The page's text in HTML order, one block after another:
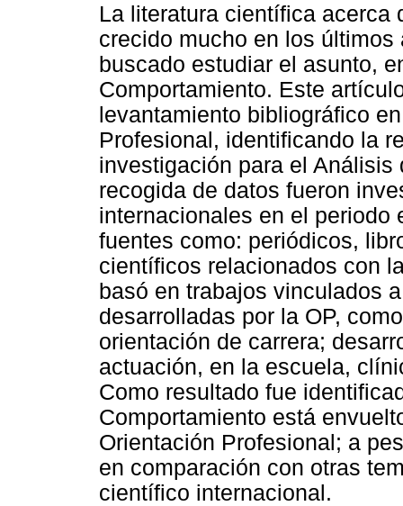
La literatura científica acerca
crecido mucho en los
buscado estudiar el asunto,
Comportamiento. Este
levantamiento bibliográfico
Profesional, identificando la
investigación para el
recogida de datos fueron
internacionales en el periodo
fuentes como: periódicos,
científicos relacionados con
basó en trabajos vinculados
desarrolladas por la OP,
orientación de carrera;
actuación, en la escuela,
Como resultado fue
Comportamiento está
Orientación Profesional; a
en comparación con otras
científico internacional.